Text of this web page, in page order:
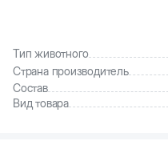
Тип животного
Страна производитель
Состав
Вид товара